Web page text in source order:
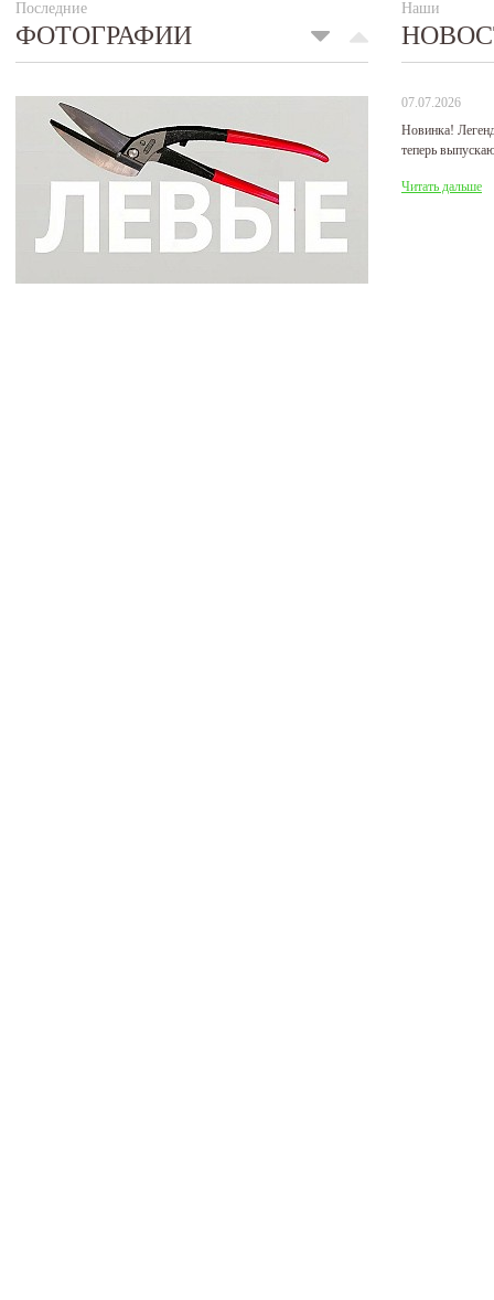
Последние
ФОТОГРАФИИ
Наши
07.07.2026
Новинка!
теперь
Читать дальше